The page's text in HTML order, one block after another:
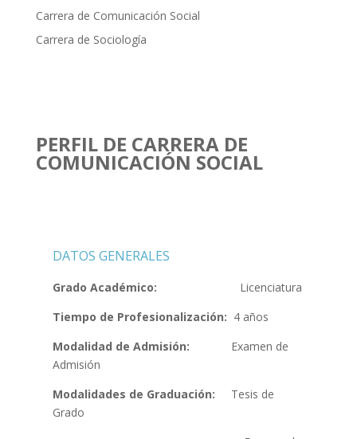
Carrera de Comunicación Social
Carrera de Sociología
PERFIL DE CARRERA DE
COMUNICACIÓN SOCIAL
DATOS GENERALES
Grado Académico: Licenciatura
Tiempo de Profesionalización: 4 años
Modalidad de Admisión: Examen de
Admisión
Modalidades de Graduación:
Tesis de
Grado